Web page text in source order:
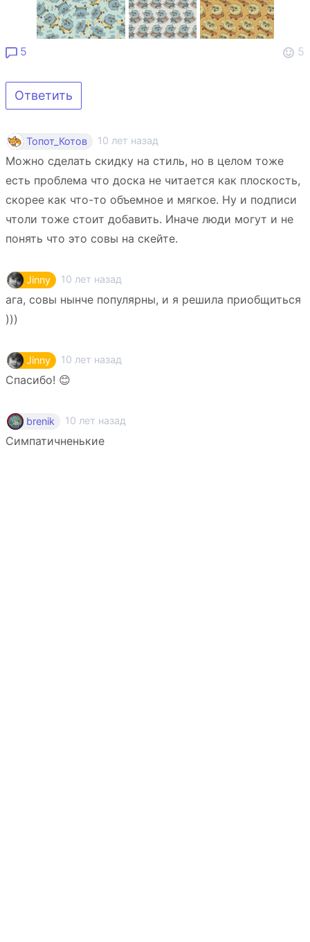
5 5
Ответить
Топот_Котов 10 лет назад
Можно сделать скидку на стиль, но в целом тоже
есть проблема что доска не читается как плоскость,
скорее как что-то объемное и мягкое. Ну и подписи
чтоли тоже стоит добавить. Иначе люди могут и не
понять что это совы на скейте.
Jinny 10 лет назад
ага, совы нынче популярны, и я решила приобщиться
)))
Jinny 10 лет назад
Спасибо! 😊
brenik 10 лет назад
Симпатичненькие